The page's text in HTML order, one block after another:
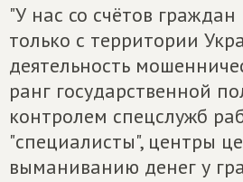
"У нас со счётов граждан
только с территории
деятельность
ранг государственной
контролем спецслужб
"специалисты", центры
выманиванию денег у